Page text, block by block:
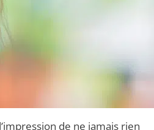
de ne jamais rien